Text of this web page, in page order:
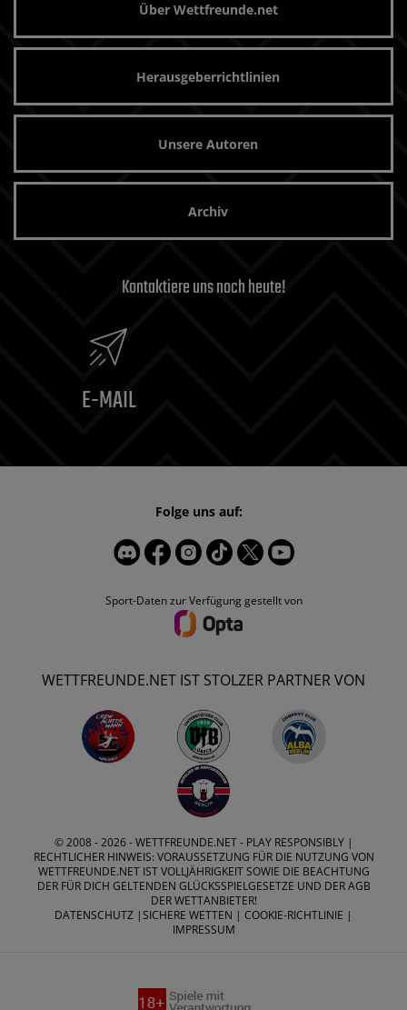
Über Wettfreunde.net
Herausgeberrichtlinien
Unsere Autoren
Archiv
Kontaktiere uns noch heute!
E-MAIL
Sport-Daten zur Verfügung gestellt von
Folge uns auf:
WETTFREUNDE.NET IST STOLZER PARTNER VON
© 2008 - 2026 -WETTFREUNDE.NET- PLAY RESPONSIBLY |
RECHTLICHER HINWEIS: VORAUSSETZUNG FÜR DIE NUTZUNG VON
WETTFREUNDE.NET IST VOLLJÄHRIGKEIT SOWIE DIE BEACHTUNG
DER FÜR DICH GELTENDEN GLÜCKSSPIELGESETZE UND DER AGB
DER WETTANBIETER!
DATENSCHUTZ |SICHERE WETTEN | COOKIE-RICHTLINIE |
IMPRESSUM